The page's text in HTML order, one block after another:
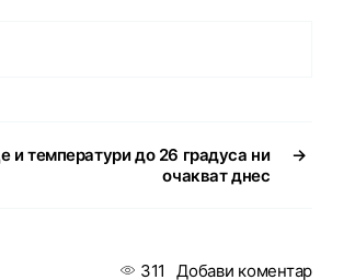
→
и температури до 26 градуса ни
очакват днес
311 Добави коментар